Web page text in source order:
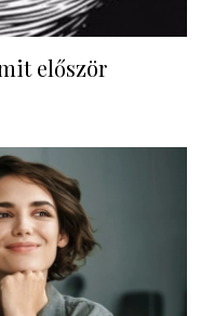
először